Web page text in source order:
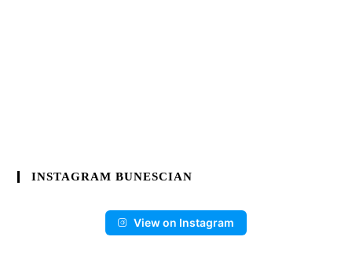
INSTAGRAM BUNESCIAN
View on Instagram